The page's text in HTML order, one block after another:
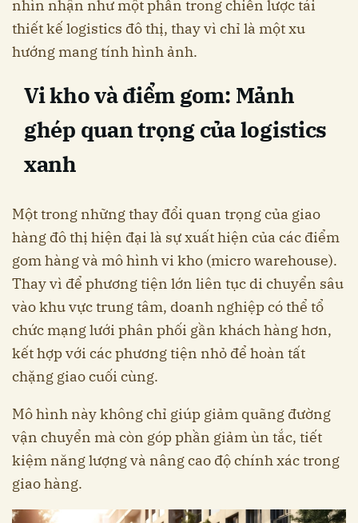
nhìn nhận như một phần trong chiến lược tái
thiết kế logistics đô thị, thay vì chỉ là một xu
hướng mang tính hình ảnh.
Vi kho và điểm gom: Mảnh
ghép quan trọng của logistics
xanh
Một trong những thay đổi quan trọng của giao
hàng đô thị hiện đại là sự xuất hiện của các điểm
gom hàng và mô hình vi kho (micro warehouse).
Thay vì để phương tiện lớn liên tục di chuyển sâu
vào khu vực trung tâm, doanh nghiệp có thể tổ
chức mạng lưới phân phối gần khách hàng hơn,
kết hợp với các phương tiện nhỏ để hoàn tất
chặng giao cuối cùng.
Mô hình này không chỉ giúp giảm quãng đường
vận chuyển mà còn góp phần giảm ùn tắc, tiết
kiệm năng lượng và nâng cao độ chính xác trong
giao hàng.